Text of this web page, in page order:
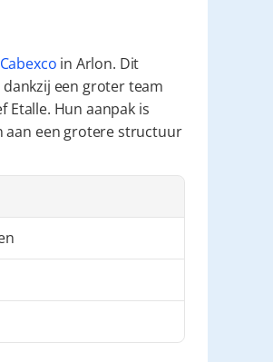
in Arlon. Dit
een groter team
Etalle. Hun aanpak is
aan een grotere structuur